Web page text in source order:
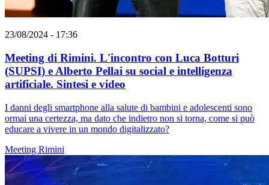
23/08/2024 - 17:36
Meeting di Rimini. L'incontro con Luca Botturi
(SUPSI) e Alberto Pellai su social e intelligenza
artificiale. Sintesi e video
I danni degli smartphone alla salute di bambini e adolescenti sono
ormai una certezza, ma dato che indietro non si torna, come si può
educare a vivere in un mondo digitalizzato?
Meeting Rimini